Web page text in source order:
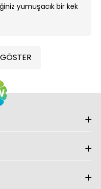
yumuşacık bir kek